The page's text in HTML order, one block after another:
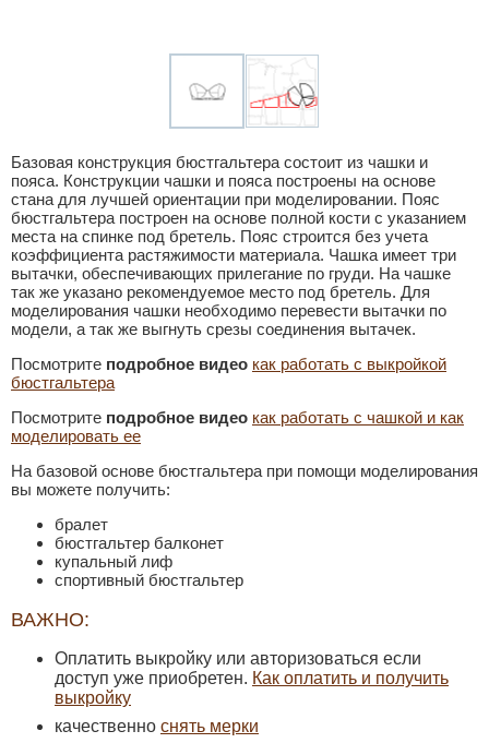
Базовая конструкция бюстгальтера состоит из чашки и
пояса. Конструкции чашки и пояса построены на основе
стана для лучшей ориентации при моделировании. Пояс
бюстгальтера построен на основе полной кости с указанием
места на спинке под бретель. Пояс строится без учета
коэффициента растяжимости материала. Чашка имеет три
вытачки, обеспечивающих прилегание по груди. На чашке
так же указано рекомендуемое место под бретель. Для
моделирования чашки необходимо перевести вытачки по
модели, а так же выгнуть срезы соединения вытачек.
Посмотрите подробное видео как работать с выкройкой
бюстгальтера
Посмотрите подробное видео как работать с чашкой и как
моделировать ее
На базовой основе бюстгальтера при помощи моделирования
вы можете получить:
бралет
бюстгальтер балконет
купальный лиф
спортивный бюстгальтер
ВАЖНО:
Оплатить выкройку или авторизоваться если
доступ уже приобретен. Как оплатить и получить
выкройку
качественно снять мерки